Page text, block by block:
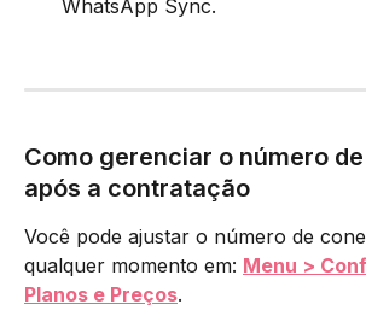
WhatsApp Sync.
Como gerenciar o número
após a contratação
Você pode ajustar o número de
qualquer momento em: Menu >
Planos e Preços.